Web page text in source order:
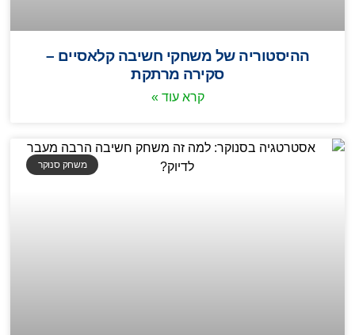
ההיסטוריה של משחקי חשיבה קלאסיים –
סקירה מרתקת
קרא עוד »
משחק סנוקר